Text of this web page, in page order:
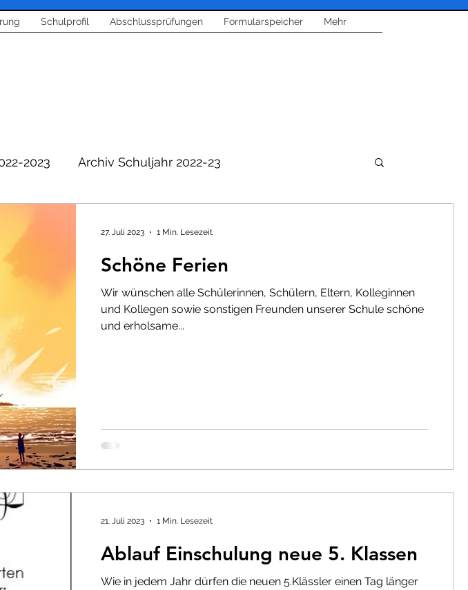
Schulprofil Abschlussprüfungen Formularspeicher Mehr
2023 Archiv Schuljahr 2022-23
Bläserklasse und Musik Feste und Feiern
Abschlussprüfungen
und Anmeldung
22 Schuljahr 2020-21
Schöne Ferien
Wir wünschen alle Schülerinnen, Schülern, Eltern, Kolleginnen
und Kollegen sowie sonstigen Freunden unserer Schule schöne
und erholsame...
27. Juli 2023 1 Min. Lesezeit
Ablauf Einschulung neue 5. Klassen
Wie in jedem Jahr dürfen die neuen 5.Klässler einen Tag länger
21. Juli 2023 1 Min. Lesezeit